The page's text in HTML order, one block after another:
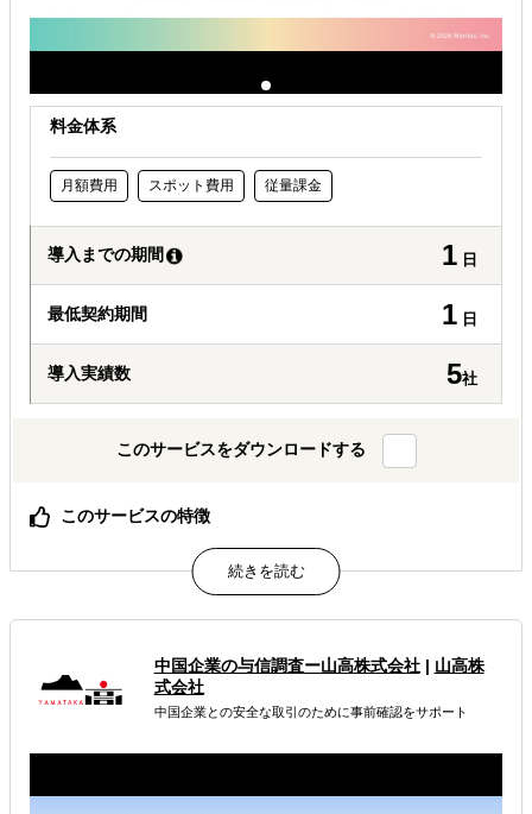
料金体系
月額費用 スポット費用 従量課金
導入までの期間 1 日
最低契約期間 1 日
導入実績数 5社
このサービスをダウンロードする
このサービスの特徴
1万円～活用できるAIアシスト機能付きの多言語セルフアン
ケートサービス
属するジャンル
海外市場調査・マーケティング 企業調査・与信調査
中国企業の与信調査ー山高株式会社| 山高株
式会社
中国企業との安全な取引のために事前確認をサポート